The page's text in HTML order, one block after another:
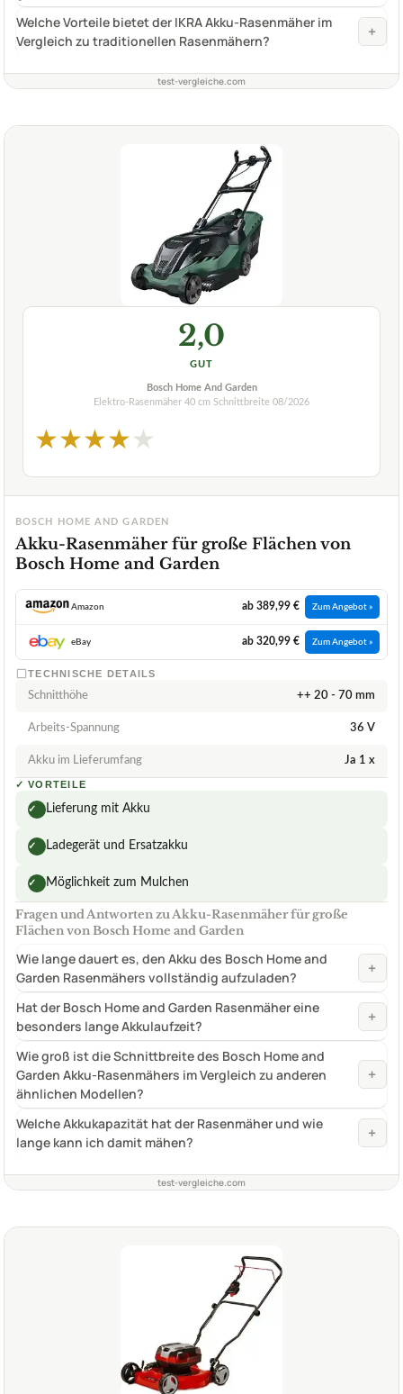
Welche Vorteile bietet der IKRA Akku-Rasenmäher im
Vergleich zu traditionellen Rasenmähern?
+
test-vergleiche.com
2,0
GUT
Bosch Home And Garden
Elektro-Rasenmäher 40 cm Schnittbreite 08/2026
★★★★★
BOSCH HOME AND GARDEN
Akku-Rasenmäher für große Flächen von
Bosch Home and Garden
Amazon ab 389,99 € Zum Angebot »
eBay ab 320,99 € Zum Angebot »
TECHNISCHE DETAILS
Schnitthöhe ++ 20 - 70 mm
Arbeits-Spannung 36 V
Akku im Lieferumfang Ja 1 x
✓ VORTEILE
✓ Lieferung mit Akku
✓ Ladegerät und Ersatzakku
✓ Möglichkeit zum Mulchen
Fragen und Antworten zu Akku-Rasenmäher für große
Flächen von Bosch Home and Garden
Wie lange dauert es, den Akku des Bosch Home and
Garden Rasenmähers vollständig aufzuladen?
+
Hat der Bosch Home and Garden Rasenmäher eine
besonders lange Akkulaufzeit?
+
Wie groß ist die Schnittbreite des Bosch Home and
Garden Akku-Rasenmähers im Vergleich zu anderen
ähnlichen Modellen?
+
Welche Akkukapazität hat der Rasenmäher und wie
lange kann ich damit mähen?
+
test-vergleiche.com